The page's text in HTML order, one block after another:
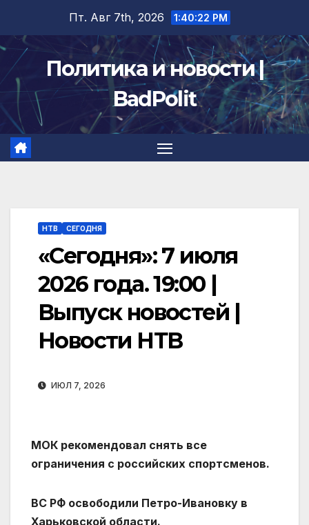
содержимому
Пт. Авг 7th, 2026 1:40:22 PM
Политика и новости |
BadPolit
НТВ СЕГОДНЯ
«Сегодня»: 7 июля
2026 года. 19:00 |
Выпуск новостей |
Новости НТВ
ИЮЛ 7, 2026
МОК рекомендовал снять все
ограничения с российских спортсменов.
ВС РФ освободили Петро-Ивановку в
Харьковской области.